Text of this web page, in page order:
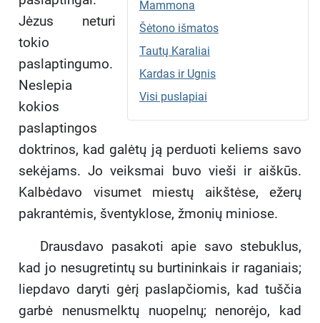
Mammona
Šėtono išmatos
Tautų Karaliai
Kardas ir Ugnis
Visi puslapiai
Jėzus neturi
tokio
paslaptingumo.
Neslepia
kokios
paslaptingos
doktrinos, kad galėtų ją perduoti keliems savo
sekėjams. Jo veiksmai buvo vieši ir aiškūs.
Kalbėdavo visumet miestų aikštėse, ežerų
pakrantėmis, šventyklose, žmonių miniose.
Drausdavo pasakoti apie savo stebuklus,
kad jo nesugretintų su burtininkais ir raganiais;
liepdavo daryti gėrį paslapčiomis, kad tuščia
garbė nenusmelktų nuopelnų; nenorėjo, kad